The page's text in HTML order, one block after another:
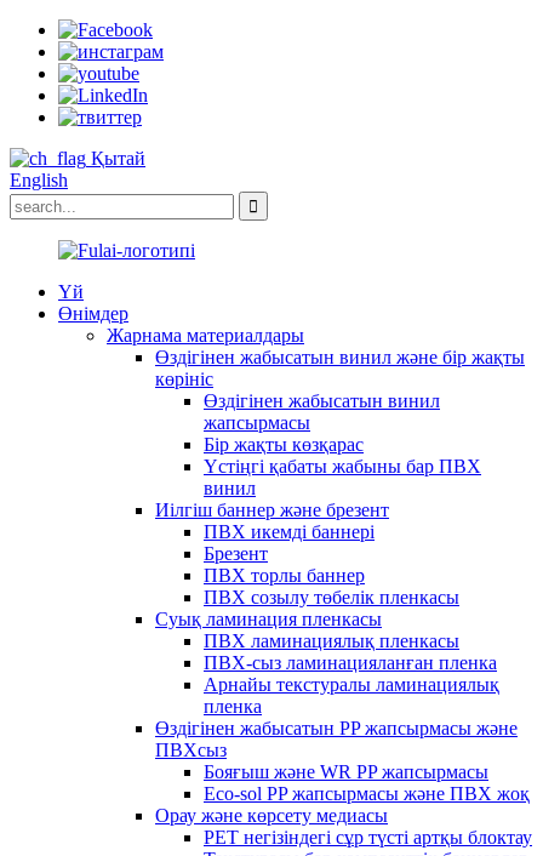
Қытай
English
Үй
Өнімдер
Жарнама материалдары
Өздігінен жабысатын винил және бір жақты
көрініс
Өздігінен жабысатын винил
жапсырмасы
Бір жақты көзқарас
Үстіңгі қабаты жабыны бар ПВХ
винил
Иілгіш баннер және брезент
ПВХ икемді баннері
Брезент
ПВХ торлы баннер
ПВХ созылу төбелік пленкасы
Суық ламинация пленкасы
ПВХ ламинациялық пленкасы
ПВХ-сыз ламинацияланған пленка
Арнайы текстуралы ламинациялық
пленка
Өздігінен жабысатын PP жапсырмасы және
ПВХсыз
Бояғыш және WR PP жапсырмасы
Eco-sol PP жапсырмасы және ПВХ жоқ
Орау және көрсету медиасы
PET негізіндегі сұр түсті артқы блоктау